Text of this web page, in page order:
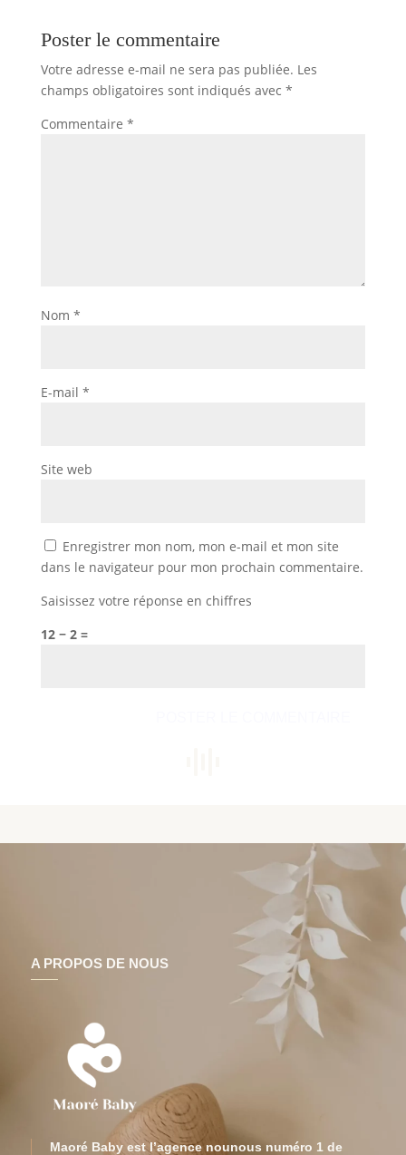
Poster le commentaire
Votre adresse e-mail ne sera pas publiée. Les
champs obligatoires sont indiqués avec *
Commentaire *
Nom *
E-mail *
Site web
Enregistrer mon nom, mon e-mail et mon site
dans le navigateur pour mon prochain commentaire.
Saisissez votre réponse en chiffres
12 − 2 =
A PROPOS DE NOUS
Maoré Baby est l’agence nounous numéro 1 de